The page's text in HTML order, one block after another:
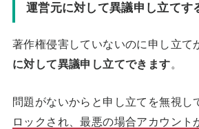
運営元に対して異議申し立てす
著作権侵害していないのに申し立て
に対して異議申し立てできます。
問題がないからと申し立てを無視し
ロックされ、最悪の場合アカウント